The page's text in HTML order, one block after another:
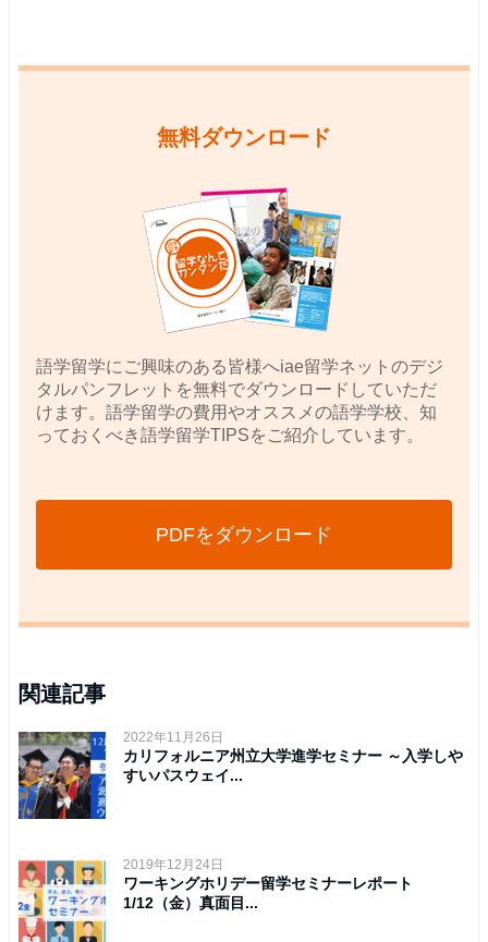
無料ダウンロード
語学留学にご興味のある皆様へiae留学ネットのデジ
タルパンフレットを無料でダウンロードしていただ
けます。語学留学の費用やオススメの語学学校、知
っておくべき語学留学TIPSをご紹介しています。
PDFをダウンロード
関連記事
2022年11月26日
カリフォルニア州立大学進学セミナー ～入学しや
すいパスウェイ...
2019年12月24日
ワーキングホリデー留学セミナーレポート
1/12（金）真面目...